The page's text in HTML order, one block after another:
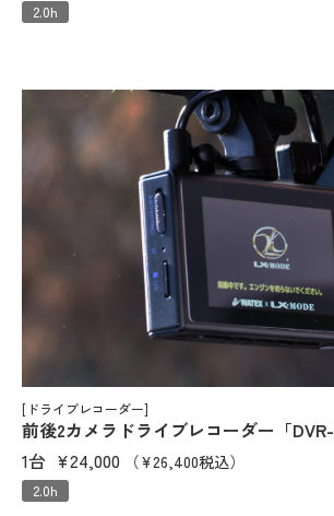
2.0h
[ドライブレコーダー]
前後2カメラドライブレコーダー「DVR-
1台 ¥24,000 （¥26,400税込）
2.0h